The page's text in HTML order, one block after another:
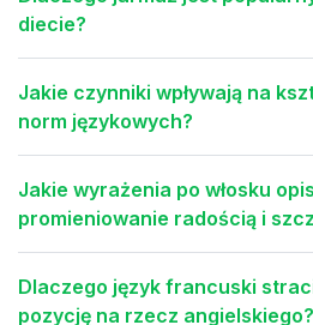
diecie?
Jakie czynniki wpływają na
norm językowych?
Jakie wyrażenia po włosku
promieniowanie radością i
Dlaczego język francuski
pozycję na rzecz angielskiego?